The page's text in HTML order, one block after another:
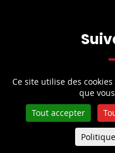
Ce site utilise des
que
Tout accepter
Retrouvez toute
ShareShare
Queue-Fair